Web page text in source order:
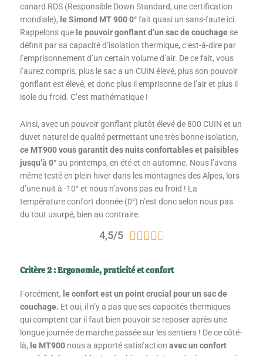
canard RDS (Responsible Down Standard, une certification
mondiale), le Simond MT 900 0°fait quasi un sans-faute ici.
Rappelons que le pouvoir gonflant d’un sac de couchage se
définit par sa capacité d’isolation thermique, c’est-à-dire par
l’emprisonnement d’un certain volume d’air. De ce fait, vous
l’aurez compris, plus le sac a un CUIN élevé, plus son pouvoir
gonflant est élevé, et donc plus il emprisonne de l’air et plus il
isole du froid. C’est mathématique !
Ainsi, avec un pouvoir gonflant plutôt élevé de 800 CUIN et un
duvet naturel de qualité permettant une très bonne isolation,
ce MT900 vous garantit des nuits confortables et paisibles
jusqu’à 0°au printemps, en été et en automne. Nous l’avons
même testé en plein hiver dans les montagnes des Alpes, lors
d’une nuit à -10° et nous n’avons pas eu froid ! La
température confort donnée (0°) n’est donc selon nous pas
du tout usurpé, bien au contraire.
4,5/5 
5
Critère 2 : Ergonomie, praticité et confort
Forcément, le confort est un point crucial pour un sac de
couchage. Et oui, il n’y a pas que ses capacités thermiques
qui comptent car il faut bien pouvoir se reposer après une
longue journée de marche passée sur les sentiers ! De ce côté-
là, le MT900 nous a apporté satisfaction avec un confort